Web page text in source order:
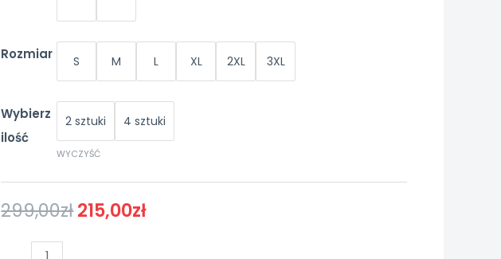
Rozmiar S M L XL 2XL 3XL
Wybierz
ilość
2 sztuki 4 sztuki
WYCZYŚĆ
299,00zł215,00zł